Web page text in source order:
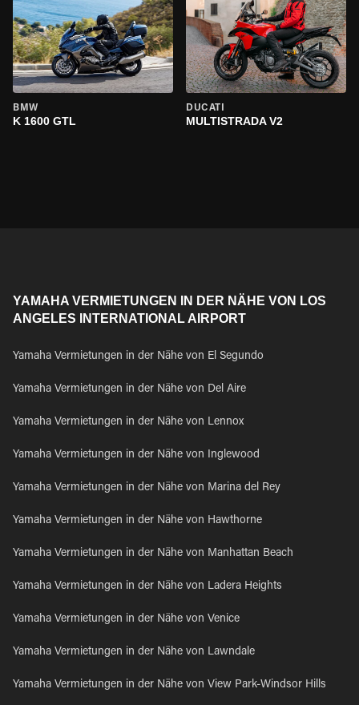
BMW
K 1600 GTL
DUCATI
MULTISTRADA V2
YAMAHA VERMIETUNGEN IN DER NÄHE VON LOS
ANGELES INTERNATIONAL AIRPORT
Yamaha Vermietungen in der Nähe von El Segundo
Yamaha Vermietungen in der Nähe von Del Aire
Yamaha Vermietungen in der Nähe von Lennox
Yamaha Vermietungen in der Nähe von Inglewood
Yamaha Vermietungen in der Nähe von Marina del Rey
Yamaha Vermietungen in der Nähe von Hawthorne
Yamaha Vermietungen in der Nähe von Manhattan Beach
Yamaha Vermietungen in der Nähe von Ladera Heights
Yamaha Vermietungen in der Nähe von Venice
Yamaha Vermietungen in der Nähe von Lawndale
Yamaha Vermietungen in der Nähe von View Park-Windsor Hills